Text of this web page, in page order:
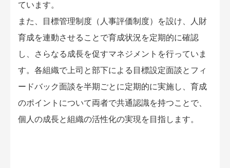
ています。
また、目標管理制度（人事評価制度）を設け、人財
育成を連動させることで育成状況を定期的に確認
し、さらなる成長を促すマネジメントを行っていま
す。各組織で上司と部下による目標設定面談とフィ
ードバック面談を半期ごとに定期的に実施し、育成
のポイントについて両者で共通認識を持つことで、
個人の成長と組織の活性化の実現を目指します。